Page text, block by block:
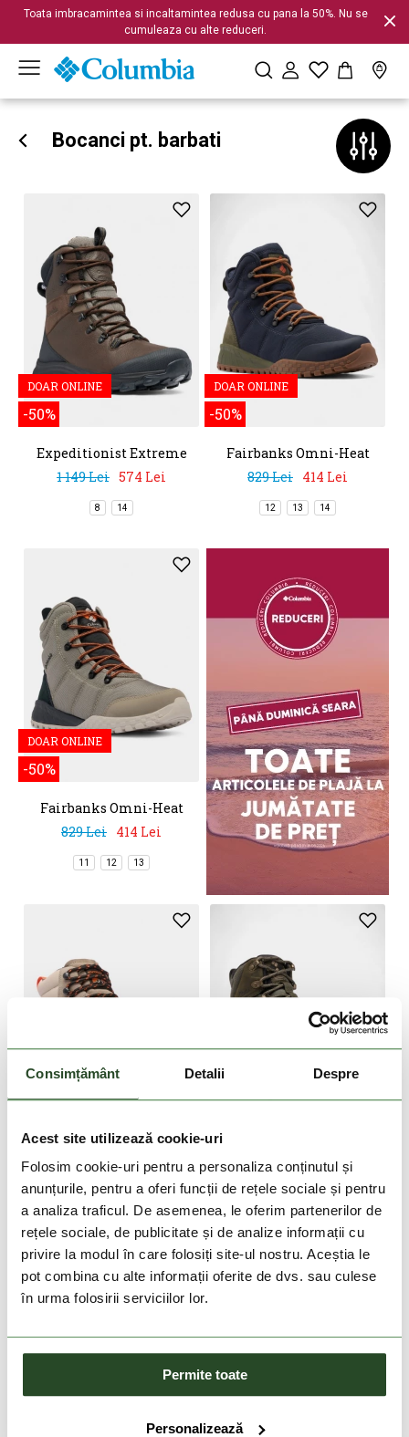
Consimțământ Detalii Despre
Acest site utilizează cookie-uri
Folosim cookie-uri pentru a personaliza conținutul și
anunțurile, pentru a oferi funcții de rețele sociale și pentru
a analiza traficul. De asemenea, le oferim partenerilor de
rețele sociale, de publicitate și de analize informații cu
privire la modul în care folosiți site-ul nostru. Aceștia le
pot combina cu alte informații oferite de dvs. sau culese
în urma folosirii serviciilor lor.
Permite toate
Personalizează
Toata imbracamintea si incaltamintea redusa cu pana la 50%. Nu se
cumuleaza cu alte reduceri.
Bocanci pt. barbati
DOAR ONLINE
-50%
Expeditionist Extreme
1 149 Lei 574 Lei
8 14
DOAR ONLINE
-50%
Fairbanks Omni-Heat
829 Lei 414 Lei
12 13 14
DOAR ONLINE
-50%
Fairbanks Omni-Heat
829 Lei 414 Lei
11 12 13
DOAR ONLINE
Newton Alpine PT
799 Lei 559 Lei
8 9 10 11 12 13 14
DOAR ONLINE
Burnsider Omni-Heat
Infinity
899 Lei 449 Lei
8